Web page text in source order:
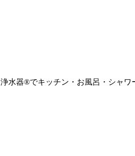
水器®でキッチン・お風呂・シャワ